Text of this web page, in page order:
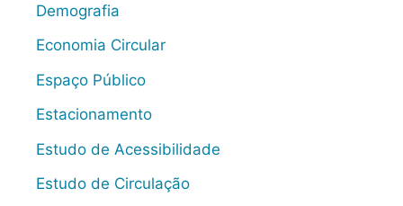
Demografia
Economia Circular
Espaço Público
Estacionamento
Estudo de Acessibilidade
Estudo de Circulação